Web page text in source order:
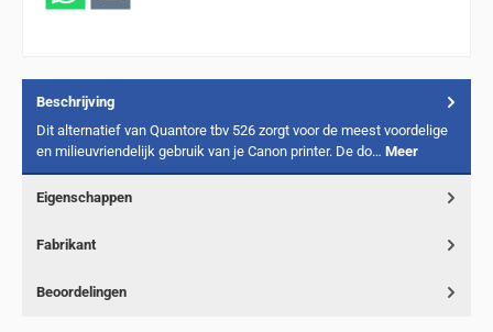
Beschrijving
Dit alternatief van Quantore tbv 526 zorgt voor de meest voordelige
en milieuvriendelijk gebruik van je Canon printer. De do… Meer
Eigenschappen
Fabrikant
Beoordelingen